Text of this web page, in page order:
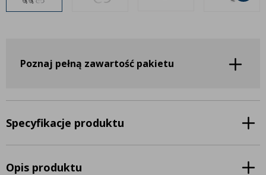
info@agraled.pl
Poznaj pełną zawartość pakietu
Specyfikacje produktu
Opis produktu